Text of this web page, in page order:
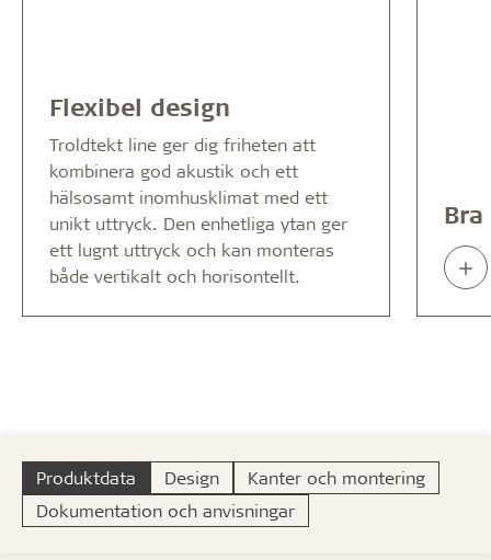
Flexibel design
Troldtekt line ger dig friheten att
kombinera god akustik och ett
hälsosamt inomhusklimat med ett
unikt uttryck. Den enhetliga ytan ger
ett lugnt uttryck och kan monteras
både vertikalt och horisontellt.
Produktdata Design
Kanter och montering
Dokumentation och anvisningar